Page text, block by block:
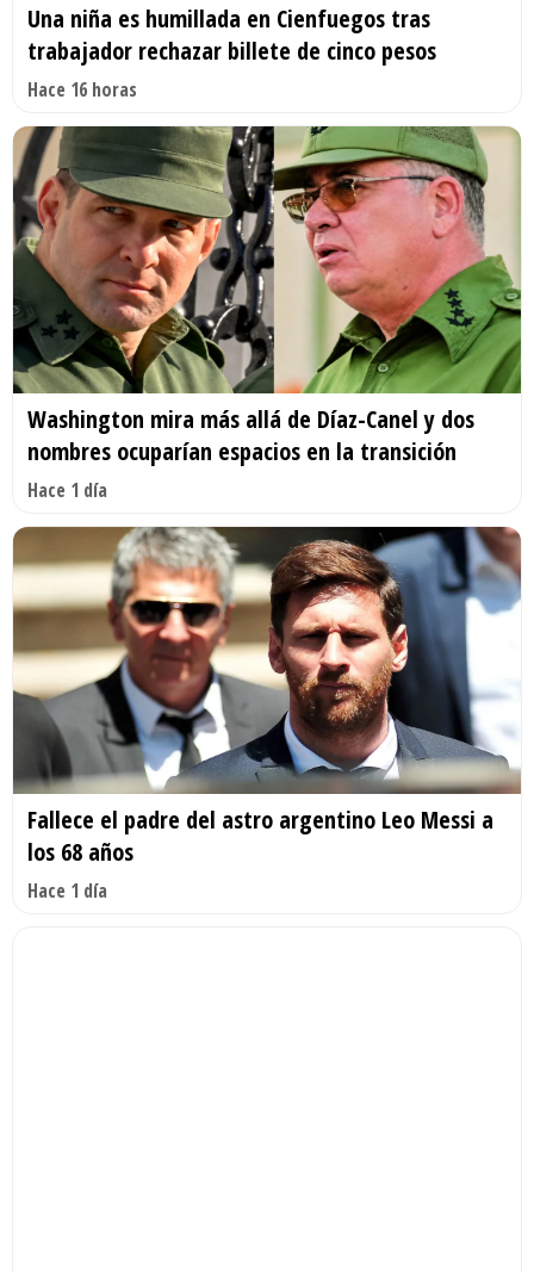
Una niña es humillada en Cienfuegos tras
trabajador rechazar billete de cinco pesos
Hace 16 horas
Washington mira más allá de Díaz-Canel y dos
nombres ocuparían espacios en la transición
Hace 1 día
Fallece el padre del astro argentino Leo Messi a
los 68 años
Hace 1 día